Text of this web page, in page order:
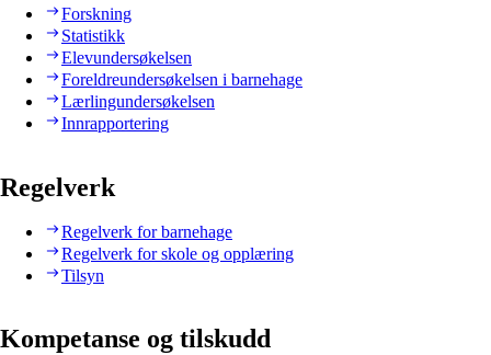
Forskning
Statistikk
Elevundersøkelsen
Foreldreundersøkelsen i barnehage
Lærlingundersøkelsen
Innrapportering
Regelverk
Regelverk for barnehage
Regelverk for skole og opplæring
Tilsyn
Kompetanse og tilskudd